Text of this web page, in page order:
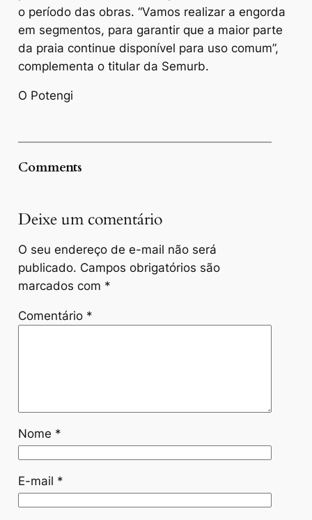
o período das obras. “Vamos realizar a engorda
em segmentos, para garantir que a maior parte
da praia continue disponível para uso comum”,
complementa o titular da Semurb.
O Potengi
Comments
Deixe um comentário
O seu endereço de e-mail não será
publicado. Campos obrigatórios são
marcados com *
Comentário *
Nome *
E-mail *